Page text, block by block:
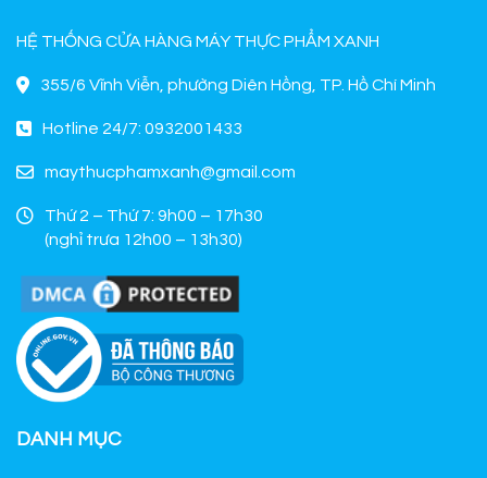
HỆ THỐNG CỬA HÀNG MÁY THỰC PHẨM XANH
355/6 Vĩnh Viễn, phường Diên Hồng, TP. Hồ Chí Minh
Hotline 24/7: 0932001433
maythucphamxanh@gmail.com
Thứ 2 – Thứ 7: 9h00 – 17h30
(nghỉ trưa 12h00 – 13h30)
DANH MỤC